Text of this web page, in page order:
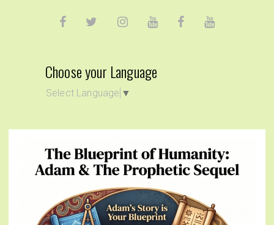
Choose your Language
Select Language ▼